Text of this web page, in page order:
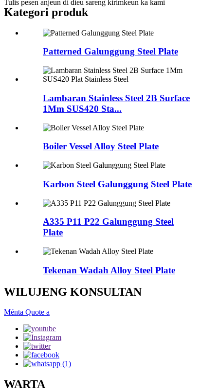
Tulis pesen anjeun di dieu sareng kirimkeun ka kami
Kategori produk
Patterned Galunggung Steel Plate
Lambaran Stainless Steel 2B Surface
1Mm SUS420 Sta...
Boiler Vessel Alloy Steel Plate
Karbon Steel Galunggung Steel Plate
A335 P11 P22 Galunggung Steel
Plate
Tekenan Wadah Alloy Steel Plate
WILUJENG KONSULTAN
Ménta Quote a
WARTA